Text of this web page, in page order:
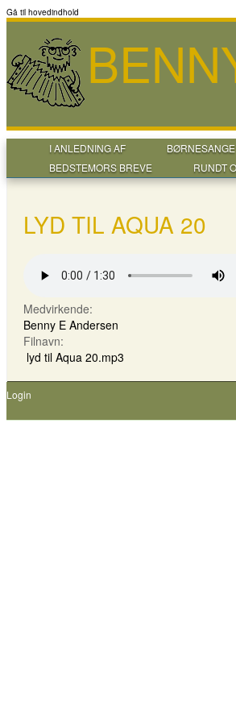
Gå til hovedindhold
I ANLEDNING AF BØRNESANGE
BEDSTEMORS BREVE
RUNDT
LYD TIL AQUA 20
Medvirkende:
Benny E Andersen
Filnavn:
lyd til Aqua 20.mp3
Login